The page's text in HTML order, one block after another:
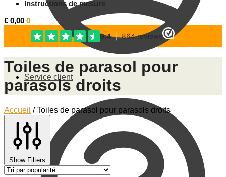
Service client
Instructions de mesure
€ 0,00 0
Toiles de parasol pour
parasols droits
Accueil /Toiles de parasol pour parasols droits
Show Filters